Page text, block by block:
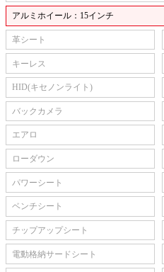
アルミホイール：15インチ
革シート
キーレス
HID(キセノンライト)
バックカメラ
エアロ
ローダウン
パワーシート
ベンチシート
チップアップシート
電動格納サードシート